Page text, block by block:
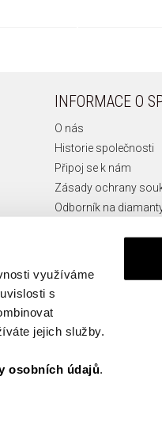
využíváme
s
jejich služby.
osobních údajů.
INFORMACE O
O nás
Historie společnosti
Připoj se k nám
Zásady ochrany
Odborník na
info@apart.cz